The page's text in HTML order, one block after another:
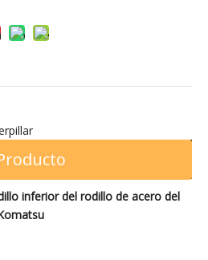
inferior del rodillo de acero del